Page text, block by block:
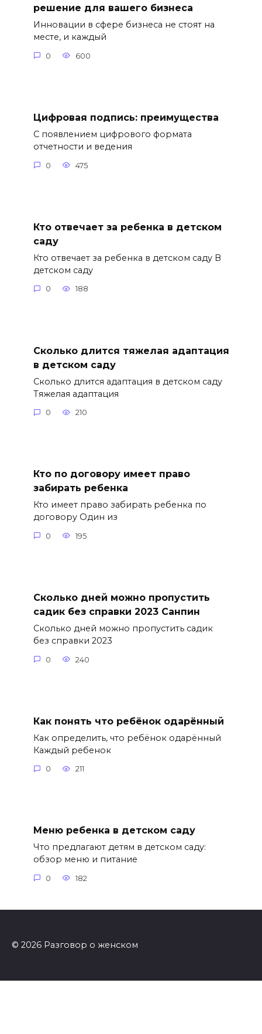
решение для вашего бизнеса
Инновации в сфере бизнеса не стоят на
месте, и каждый
0 600
Цифровая подпись: преимущества
С появлением цифрового формата
отчетности и ведения
0 475
Кто отвечает за ребенка в детском
саду
Кто отвечает за ребенка в детском саду В
детском саду
0 188
Сколько длится тяжелая адаптация
в детском саду
Сколько длится адаптация в детском саду
Тяжелая адаптация
0 210
Кто по договору имеет право
забирать ребенка
Кто имеет право забирать ребенка по
договору Один из
0 195
Сколько дней можно пропустить
садик без справки 2023 Санпин
Сколько дней можно пропустить садик
без справки 2023
0 240
Как понять что ребёнок одарённый
Как определить, что ребёнок одарённый
Каждый ребенок
0 211
Меню ребенка в детском саду
Что предлагают детям в детском саду:
обзор меню и питание
0 182
© 2026 Разговор о женском